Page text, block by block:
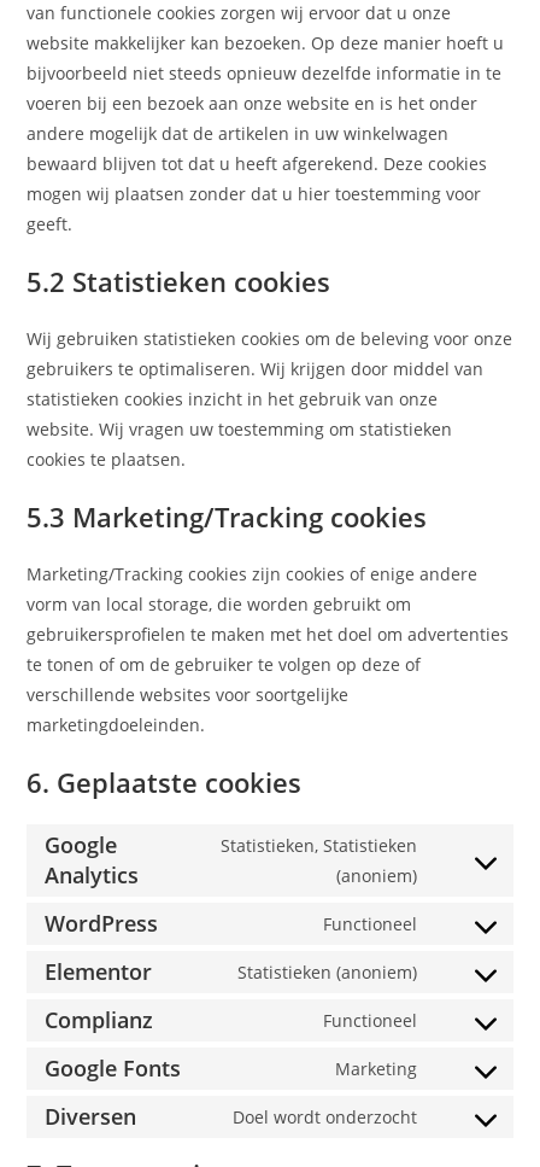
van functionele cookies zorgen wij ervoor dat u onze
website makkelijker kan bezoeken. Op deze manier hoeft u
bijvoorbeeld niet steeds opnieuw dezelfde informatie in te
voeren bij een bezoek aan onze website en is het onder
andere mogelijk dat de artikelen in uw winkelwagen
bewaard blijven tot dat u heeft afgerekend. Deze cookies
mogen wij plaatsen zonder dat u hier toestemming voor
geeft.
5.2 Statistieken cookies
Wij gebruiken statistieken cookies om de beleving voor onze
gebruikers te optimaliseren. Wij krijgen door middel van
statistieken cookies inzicht in het gebruik van onze
website. Wij vragen uw toestemming om statistieken
cookies te plaatsen.
5.3 Marketing/Tracking cookies
Marketing/Tracking cookies zijn cookies of enige andere
vorm van local storage, die worden gebruikt om
gebruikersprofielen te maken met het doel om advertenties
te tonen of om de gebruiker te volgen op deze of
verschillende websites voor soortgelijke
marketingdoeleinden.
6. Geplaatste cookies
Google
Analytics
Statistieken, Statistieken
(anoniem)
WordPress Functioneel
Elementor Statistieken (anoniem)
Complianz Functioneel
Google Fonts Marketing
Diversen Doel wordt onderzocht